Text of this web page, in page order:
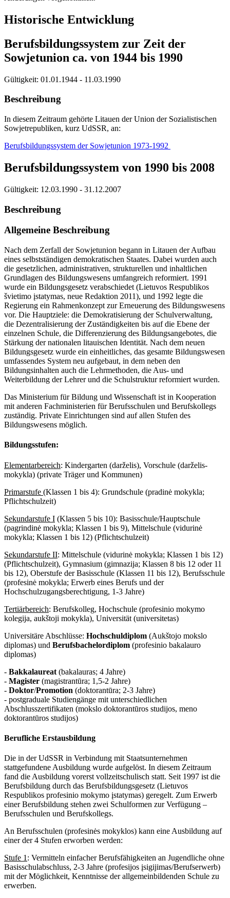
Historische Entwicklung
Berufsbildungssystem zur Zeit der
Sowjetunion ca. von 1944 bis 1990
Gültigkeit: 01.01.1944 - 11.03.1990
Beschreibung
In diesem Zeitraum gehörte Litauen der Union der Sozialistischen
Sowjetrepubliken, kurz UdSSR, an:
Berufsbildungssystem der Sowjetunion 1973-1992
Berufsbildungssystem von 1990 bis 2008
Gültigkeit: 12.03.1990 - 31.12.2007
Beschreibung
Allgemeine Beschreibung
Nach dem Zerfall der Sowjetunion begann in Litauen der Aufbau
eines selbstständigen demokratischen Staates. Dabei wurden auch
die gesetzlichen, administrativen, strukturellen und inhaltlichen
Grundlagen des Bildungswesens umfangreich reformiert. 1991
wurde ein Bildungsgesetz verabschiedet (Lietuvos Respublikos
švietimo įstatymas, neue Redaktion 2011), und 1992 legte die
Regierung ein Rahmenkonzept zur Erneuerung des Bildungswesens
vor. Die Hauptziele: die Demokratisierung der Schulverwaltung,
die Dezentralisierung der Zuständigkeiten bis auf die Ebene der
einzelnen Schule, die Differenzierung des Bildungsangebotes, die
Stärkung der nationalen litauischen Identität. Nach dem neuen
Bildungsgesetz wurde ein einheitliches, das gesamte Bildungswesen
umfassendes System neu aufgebaut, in dem neben den
Bildungsinhalten auch die Lehrmethoden, die Aus- und
Weiterbildung der Lehrer und die Schulstruktur reformiert wurden.
Das Ministerium für Bildung und Wissenschaft ist in Kooperation
mit anderen Fachministerien für Berufsschulen und Berufskollegs
zuständig. Private Einrichtungen sind auf allen Stufen des
Bildungswesens möglich.
Bildungsstufen:
Elementarbereich: Kindergarten (darželis), Vorschule (darželis-
mokykla) (private Träger und Kommunen)
Primarstufe (Klassen 1 bis 4): Grundschule (pradinė mokykla;
Pflichtschulzeit)
Sekundarstufe I (Klassen 5 bis 10): Basisschule/Hauptschule
(pagrindinė mokykla; Klassen 1 bis 9), Mittelschule (vidurinė
mokykla; Klassen 1 bis 12) (Pflichtschulzeit)
Sekundarstufe II: Mittelschule (vidurinė mokykla; Klassen 1 bis 12)
(Pflichtschulzeit), Gymnasium (gimnazija; Klassen 8 bis 12 oder 11
bis 12), Oberstufe der Basisschule (Klassen 11 bis 12), Berufsschule
(profesinė mokykla; Erwerb eines Berufs und der
Hochschulzugangsberechtigung, 1-3 Jahre)
Tertiärbereich: Berufskolleg, Hochschule (profesinio mokymo
kolegija, aukštoji mokykla), Universität (universitetas)
Universitäre Abschlüsse: Hochschuldiplom (Aukštojo mokslo
diplomas) und Berufsbachelordiplom (profesinio bakalauro
diplomas)
- Bakkalaureat (bakalauras; 4 Jahre)
- Magister (magistrantūra; 1,5-2 Jahre)
- Doktor/Promotion (doktorantūra; 2-3 Jahre)
- postgraduale Studiengänge mit unterschiedlichen
Abschlusszertifikaten (mokslo doktorantūros studijos, meno
doktorantūros studijos)
Berufliche Erstausbildung
Die in der UdSSR in Verbindung mit Staatsunternehmen
stattgefundene Ausbildung wurde aufgelöst. In diesem Zeitraum
fand die Ausbildung vorerst vollzeitschulisch statt. Seit 1997 ist die
Berufsbildung durch das Berufsbildungsgesetz (Lietuvos
Respublikos profesinio mokymo įstatymas) geregelt. Zum Erwerb
einer Berufsbildung stehen zwei Schulformen zur Verfügung –
Berufsschulen und Berufskollegs.
An Berufsschulen (profesinės mokyklos) kann eine Ausbildung auf
einer der 4 Stufen erworben werden:
Stufe 1 : Vermitteln einfacher Berufsfähigkeiten an Jugendliche ohne
Basisschulabschluss, 2-3 Jahre (profesijos įsigijimas/Berufserwerb)
mit der Möglichkeit, Kenntnisse der allgemeinbildenden Schule zu
erwerben.